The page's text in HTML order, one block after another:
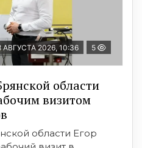
АВГУСТА 2026, 10:36 5
области
визитом
области Егор